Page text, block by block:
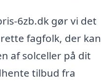
6zb.dk gør vi det
fagfolk, der kan
af solceller på dit
tilbud fra